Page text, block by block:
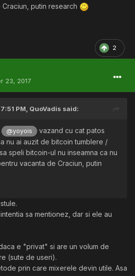
putin research
2
23, 2017
PM, QuoVadis said:
@yoyois
vazand cu cat patos
nu ai auzit de bitcoin tumblere /
speli bitcoin-ul nu inseamna ca nu
vacanta de Craciun, putin
sa mentionez, dar si ele au
e "privat" si are un volum de
(sute de useri).
prin care mixerele devin utile. Asa